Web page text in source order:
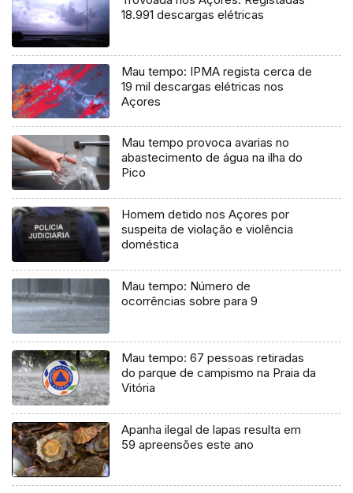
18.991 descargas elétricas
Mau tempo: IPMA regista cerca de
19 mil descargas elétricas nos
Açores
Mau tempo provoca avarias no
abastecimento de água na ilha do
Pico
Homem detido nos Açores por
suspeita de violação e violência
doméstica
Mau tempo: Número de
ocorrências sobre para 9
Mau tempo: 67 pessoas retiradas
do parque de campismo na Praia da
Vitória
Apanha ilegal de lapas resulta em
59 apreensões este ano